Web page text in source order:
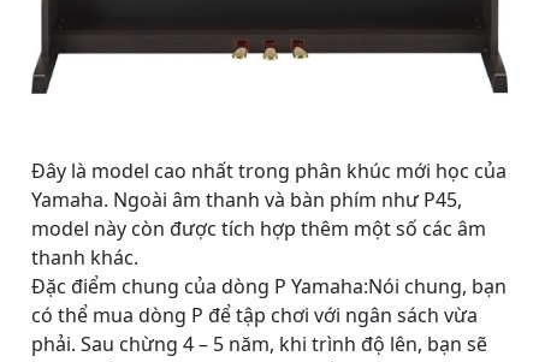
Đây là model cao nhất trong phân khúc mới học của
Yamaha. Ngoài âm thanh và bàn phím như P45,
model này còn được tích hợp thêm một số các âm
thanh khác.
Đặc điểm chung của dòng P Yamaha:Nói chung, bạn
có thể mua dòng P để tập chơi với ngân sách vừa
phải. Sau chừng 4 – 5 năm, khi trình độ lên, bạn sẽ